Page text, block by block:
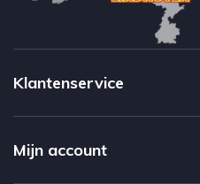
Klantenservice
Mijn account